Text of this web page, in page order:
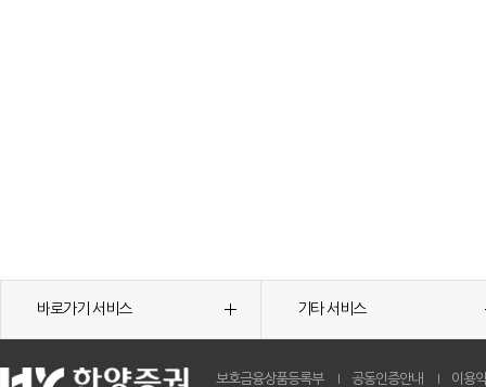
바로가기 서비스 기타 서비스
보호금융상품등록부 공동인증안내 이용